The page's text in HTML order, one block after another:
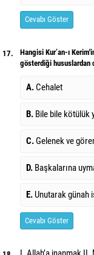
Cevabı Göster
17.
Hangisi Kur’an-ı
gösterdiği hususlardan
A.Cehalet
B. Bile bile kötülük
C.Gelenek ve
D. Başkalarına
E. Unutarak günah
Cevabı Göster